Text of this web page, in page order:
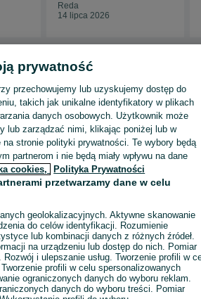
Reda
14 lipca 2026
Beton architektoniczny - Kraków
Beton
Wyświetlenia:
Wyślij wiadomość
prywatność
przechowujemy lub uzyskujemy dostęp do
takich jak unikalne identyfikatory w plikach
danych osobowych. Użytkownik może
lub zarządzać nimi, klikając poniżej lub w
na stronie polityki prywatności. Te wybory będą
partnerom i nie będą miały wpływu na dane
cookies, Polityka Prywatności
przetwarzamy dane w celu
geolokalizacyjnych. Aktywne skanowanie
do celów identyfikacji. Rozumienie
lub kombinacji danych z różnych źródeł.
na urządzeniu lub dostęp do nich. Pomiar
i ulepszanie usług. Tworzenie profili w
profili w celu spersonalizowanych
ograniczonych danych do wyboru reklam.
danych do wyboru treści. Pomiar